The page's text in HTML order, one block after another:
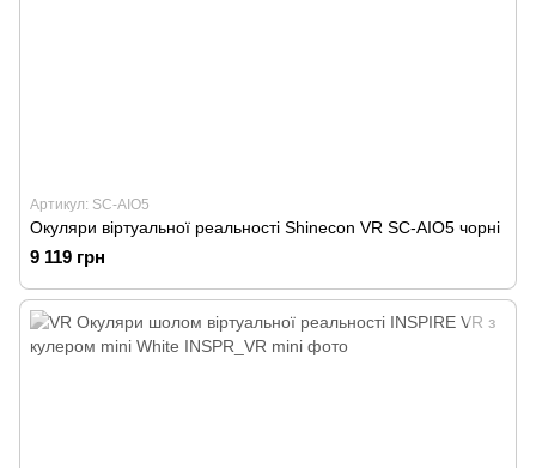
Артикул: SC-AIO5
Окуляри віртуальної реальності Shinecon VR SC-AIO5 чорні
9 119 грн